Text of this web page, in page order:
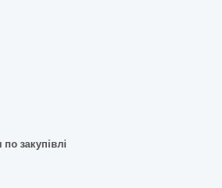
по закупівлі